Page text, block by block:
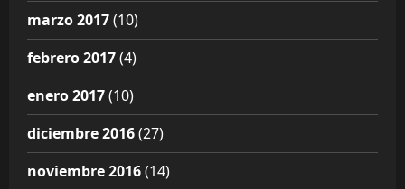
marzo 2017(10)
febrero 2017(4)
enero 2017(10)
diciembre 2016(27)
noviembre 2016(14)